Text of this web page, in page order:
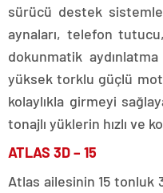
sürücü destek
aynaları, telefon
dokunmatik
yüksek torklu güçlü
kolaylıkla girmeyi
tonajlı yüklerin hızlı ve
ATLAS 3D – 15
Atlas ailesinin 15 tonluk